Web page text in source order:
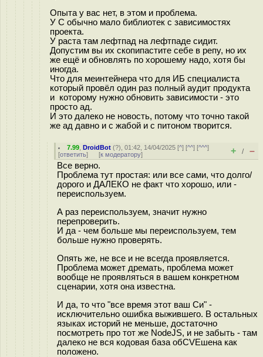
Опыта у вас нет, в этом и проблема.
У С обычно мало библиотек с зависимостях
проекта.
У раста там лефтпад на лефтпаде сидит.
Допустим вы их скопипастите себе в репу, но их
же ещё и обновлять по хорошему надо, хотя бы
иногда.
Что для меинтейнера что для ИБ специалиста
который провёл один раз полный аудит продукта
и которому нужно обновить зависимости - это
просто ад.
И это далеко не новость, потому что точно такой
же ад давно и с жабой и с питоном творится.
7.99 ,DroidBot (?), 01:42, 14/04/2025 [^] [^^] [^^^]
[ответить] [к модератору] + / –
Все верно.
Проблема тут простая: или все сами, что долго/
дорого и ДАЛЕКО не факт что хорошо, или -
переиспользуем.
А раз переиспользуем, значит нужно
перепроверить.
И да - чем больше мы переиспользуем, тем
больше нужно проверять.
Опять же, не все и не всегда проявляется.
Проблема может дремать, проблема может
вообще не проявляться в вашем конкретном
сценарии, хотя она известна.
И да, то что "все время этот ваш Си" -
исключительно ошибка выжившего. В остальных
языках историй не меньше, достаточно
посмотреть про тот же NodeJS, и не забыть - там
далеко не вся кодовая база обCVEшена как
положено.